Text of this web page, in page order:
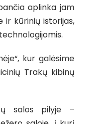
aplinka jam
ir kūrinių istorijas,
kur galėsime
Trakų kibinų
salos pilyje –